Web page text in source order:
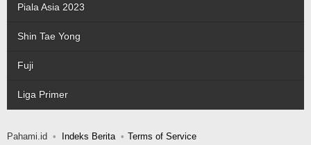
Piala Asia 2023
Shin Tae Yong
Fuji
Liga Primer
Pahami.id Indeks Berita Terms of Service